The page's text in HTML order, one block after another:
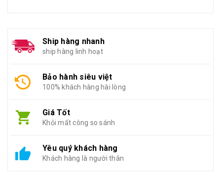
Ship hàng nhanh
ship hàng linh hoạt
Bảo hành siêu việt
100% khách hàng hài lòng
Giá Tốt
Khỏi mất công so sánh
Yêu quý khách hàng
Khách hàng là người thân